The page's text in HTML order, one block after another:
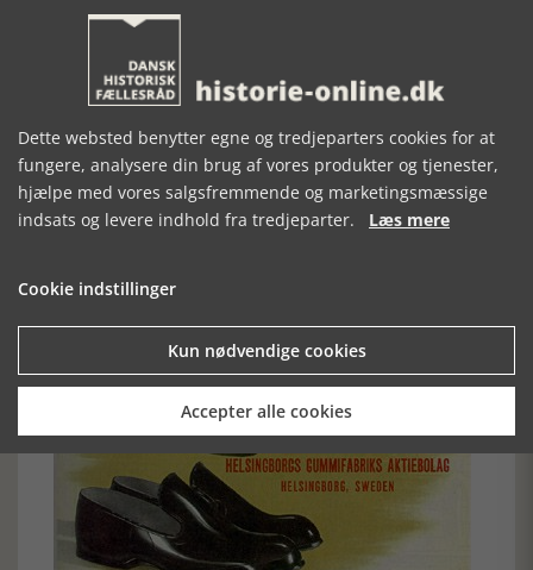
Dette websted benytter egne og tredjeparters cookies for at
fungere, analysere din brug af vores produkter og tjenester,
hjælpe med vores salgsfremmende og marketingsmæssige
indsats og levere indhold fra tredjeparter. Læs mere
Cookie indstillinger
Kun nødvendige cookies
Accepter alle cookies